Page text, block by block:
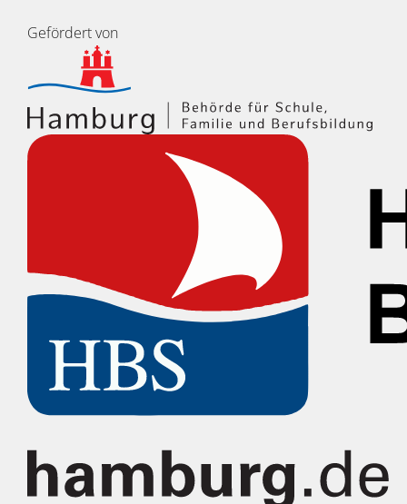
Gefördert von